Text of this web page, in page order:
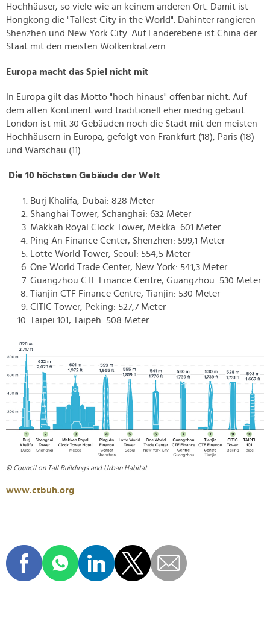
Hochhäuser, so viele wie an keinem anderen Ort. Damit ist
Hongkong die "Tallest City in the World". Dahinter rangieren
Shenzhen und New York City. Auf Länderebene ist China der
Staat mit den meisten Wolkenkratzern.
Europa macht das Spiel nicht mit
In Europa gilt das Motto "hoch hinaus" offenbar nicht. Auf
dem alten Kontinent wird traditionell eher niedrig gebaut.
London ist mit 30 Gebäuden noch die Stadt mit den meisten
Hochhäusern in Europa, gefolgt von Frankfurt (18), Paris (18)
und Warschau (11).
Die 10 höchsten Gebäude der Welt
Burj Khalifa, Dubai: 828 Meter
Shanghai Tower, Schanghai: 632 Meter
Makkah Royal Clock Tower, Mekka: 601 Meter
Ping An Finance Center, Shenzhen: 599,1 Meter
Lotte World Tower, Seoul: 554,5 Meter
One World Trade Center, New York: 541,3 Meter
Guangzhou CTF Finance Centre, Guangzhou: 530 Meter
Tianjin CTF Finance Centre, Tianjin: 530 Meter
CITIC Tower, Peking: 527,7 Meter
Taipei 101, Taipeh: 508 Meter
© Council on Tall Buildings and Urban Habitat
www.ctbuh.org